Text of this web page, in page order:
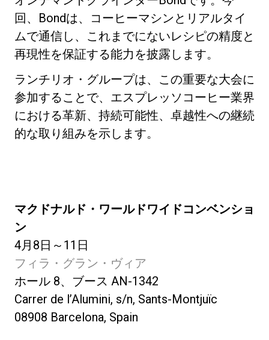
回、Bondは、コーヒーマシンとリアルタイ
ムで通信し、これまでにないレシピの精度と
再現性を保証する能力を披露します。
ランチリオ・グループは、この重要な大会に
参加することで、エスプレッソコーヒー業界
における革新、持続可能性、卓越性への継続
的な取り組みを示します。
マクドナルド・ワールドワイドコンベンショ
ン
4月8日～11日
フィラ・グラン・ヴィア
ホール 8、ブース AN-1342
Carrer de l’Alumini, s/n, Sants-Montjuïc
08908 Barcelona, Spain